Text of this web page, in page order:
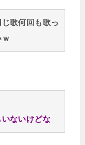
歌何回も歌っ
ないけどな